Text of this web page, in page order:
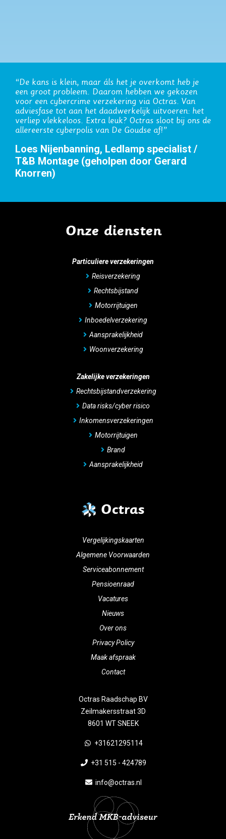
is klein, maar áls het je overkomt heb je
probleem. Daarom hebben we gekozen
cybercrime verzekering via Octras. Van
tot aan het daadwerkelijk uitvoeren: het
Extra leuk? Octras sloot bij ons de
cyberpolis van De Goudse af!”
Ledlamp specialist /
(geholpen door Gerard
“Onze
Octras.
Rudmer
Onze diensten
Particuliere verzekeringen
Reisverzekering
Rechtsbijstand
Motorrijtuigen
Inboedelverzekering
Aansprakelijkheid
Woonverzekering
Zakelijke verzekeringen
Rechtsbijstandverzekering
Data risks/cyber risico
Inkomensverzekeringen
Motorrijtuigen
Brand
Aansprakelijkheid
Octras
Vergelijkingskaarten
Algemene Voorwaarden
Serviceabonnement
Pensioenraad
Vacatures
Nieuws
Over ons
Privacy Policy
Maak afspraak
Contact
Octras Raadschap BV
Zeilmakersstraat 3D
8601 WT SNEEK
+31621295114
+31 515 - 424789
info@octras.nl